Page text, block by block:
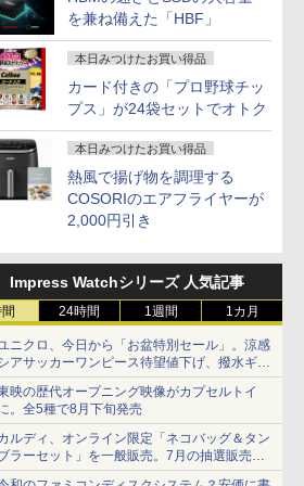
を兼ね備えた「HBF」
本日みつけたお買い得品
カード付きの「プロ野球チッ
プス」が24袋セットでオトク
本日みつけたお買い得品
熱風で揚げ物を調理する
COSORIのエアフライヤーが
2,000円引き
Impress Watchシリーズ 人気記事
24時間 1週間 1カ月
ニクロ、今日から「お盆特別セール」。涼感
アサッカーワンピース待望値下げ、撥水ギア
ョーツは1990円に
映の歴代オープニング映像がカプセルトイ
。全5種で8月下旬発売
ルディ、オンライン限定「ネコバッグ＆タン
ラーセット」を一般販売。7月の抽選販売の
選無効分